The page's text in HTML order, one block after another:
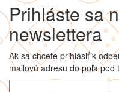
Prihláste sa
newslettera
Ak sa chcete prihlásiť k
mailovú adresu do poľa pod